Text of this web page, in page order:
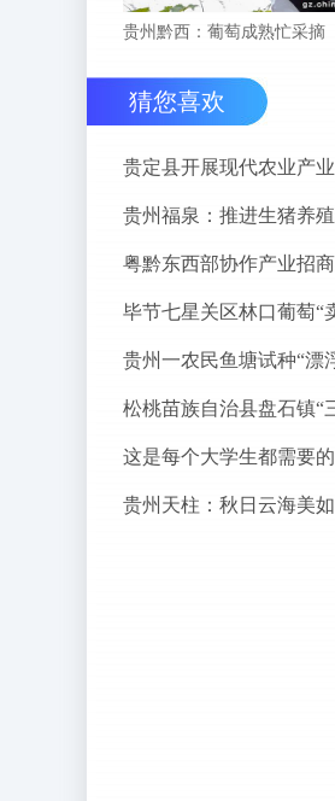
贵州黔西：葡萄成熟忙采摘
猜您喜欢
贵定县开展现代农业产
贵州福泉：推进生猪养
粤黔东西部协作产业招
毕节七星关区林口葡萄“
贵州一农民鱼塘试种“漂
这是每个大学生都需要
贵州天柱：秋日云海美